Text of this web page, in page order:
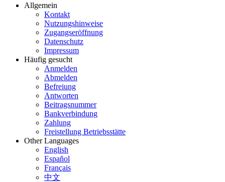
Allgemein
Kontakt
Nutzungshinweise
Zugangseröffnung
Datenschutz
Impressum
Häufig gesucht
Anmelden
Abmelden
Befreiung
Antworten
Beitragsnummer
Bankverbindung
Zahlung
Freistellung Betriebsstätte
Other Languages
English
Español
Français
中文